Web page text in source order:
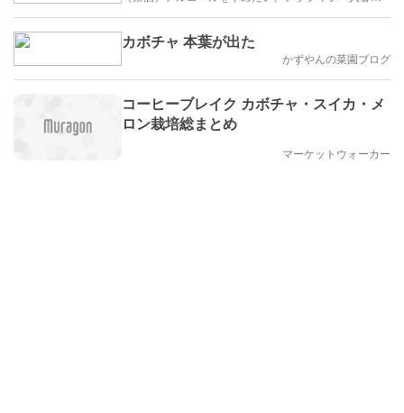
カボチャ 本葉が出た
かずやんの菜園ブログ
コーヒーブレイク カボチャ・スイカ・メ
ロン栽培総まとめ
マーケットウォーカー